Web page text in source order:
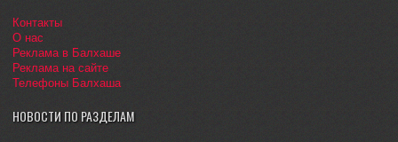
Контакты
О нас
Реклама в Балхаше
Реклама на сайте
Телефоны Балхаша
НОВОСТИ ПО РАЗДЕЛАМ